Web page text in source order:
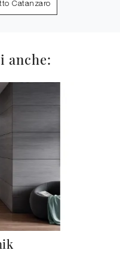
Catanzaro
anche: